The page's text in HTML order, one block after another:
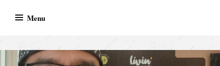
Menu